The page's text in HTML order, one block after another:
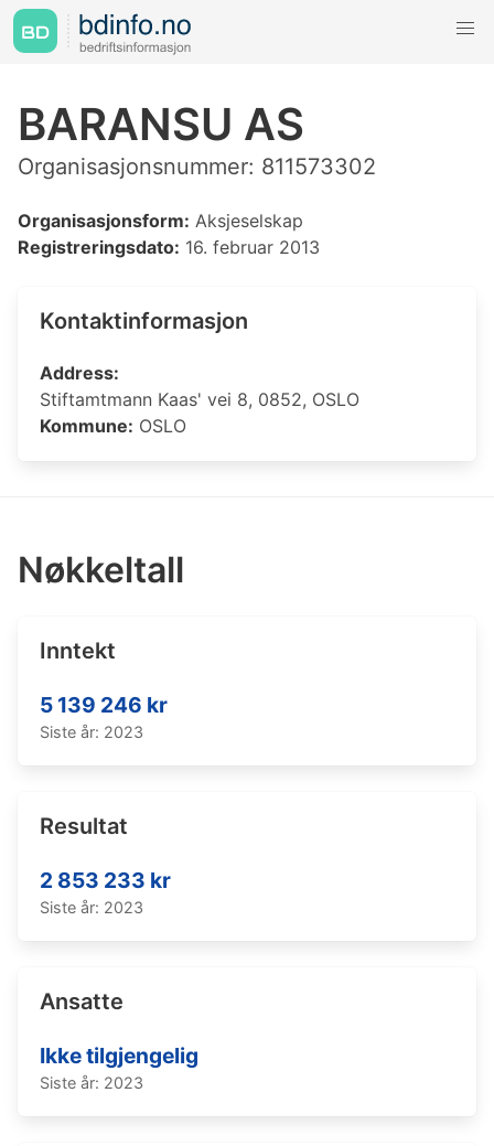
BARANSU AS
Organisasjonsnummer: 811573302
Organisasjonsform: Aksjeselskap
Registreringsdato: 16. februar 2013
Kontaktinformasjon
Address:
Stiftamtmann Kaas' vei 8, 0852, OSLO
Kommune: OSLO
Nøkkeltall
Inntekt
5 139 246 kr
Siste år: 2023
Resultat
2 853 233 kr
Siste år: 2023
Ansatte
Ikke tilgjengelig
Siste år: 2023